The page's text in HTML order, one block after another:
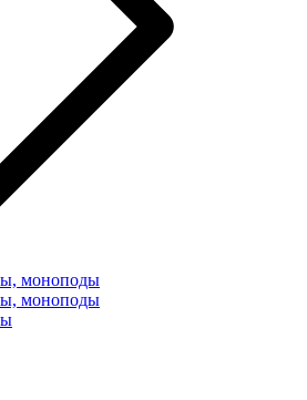
моноподы
моноподы